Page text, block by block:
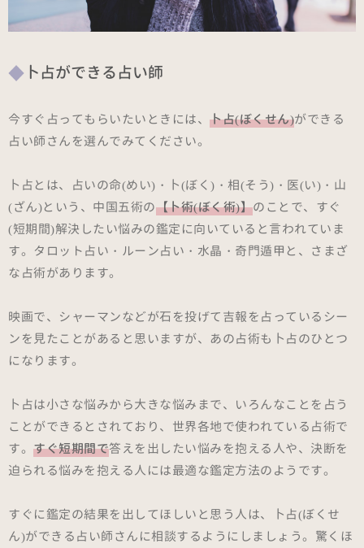
卜占ができる占い師
今すぐ占ってもらいたいときには、 卜占(ぼくせん)ができる
占い師さんを選んでみてください。
卜占とは、占いの命(めい)・卜(ぼく)・相(そう)・医(い)・山
(ざん)という、中国五術の【卜術(ぼく術)】のことで、すぐ
(短期間)解決したい悩みの鑑定に向いていると言われていま
す。タロット占い・ルーン占い・水晶・奇門遁甲と、さまざ
な占術があります。
映画で、シャーマンなどが石を投げて吉報を占っているシー
ンを見たことがあると思いますが、あの占術も卜占のひとつ
になります。
卜占は小さな悩みから大きな悩みまで、いろんなことを占う
ことができるとされており、世界各地で使われている占術で
す。 すぐ短期間で答えを出したい悩みを抱える人や、決断を
迫られる悩みを抱える人には最適な鑑定方法のようです。
すぐに鑑定の結果を出してほしいと思う人は、卜占(ぼくせ
ん)ができる占い師さんに相談するようにしましょう。驚くほ